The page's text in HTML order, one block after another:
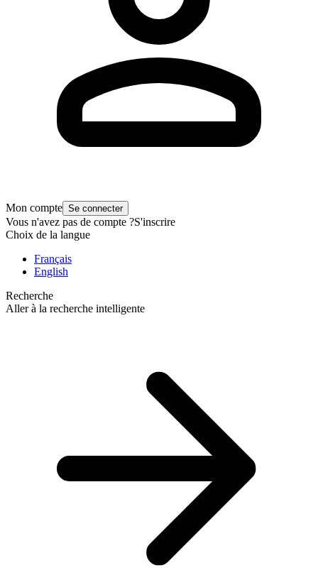
Mon compte Se connecter
Vous n'avez pas de compte ?S'inscrire
Choix de la langue
Français
English
Recherche
Aller à la recherche intelligente